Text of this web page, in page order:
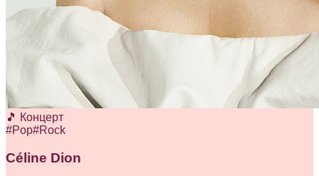
🎵 Концерт
#Pop#Rock
Céline Dion